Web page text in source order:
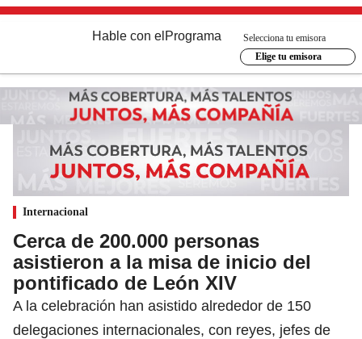
Hable con el Programa
Selecciona tu emisora
Elige tu emisora
Internacional
Cerca de 200.000 personas
asistieron a la misa de inicio del
pontificado de León XIV
A la celebración han asistido alrededor de 150
delegaciones internacionales, con reyes, jefes de